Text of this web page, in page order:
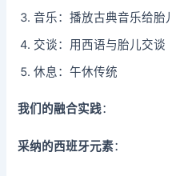
音乐：播放古典音乐给胎
交谈：用西语与胎儿交谈
休息：午休传统
我们的融合实践：
采纳的西班牙元素：